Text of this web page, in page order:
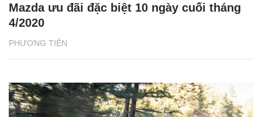
PHƯƠNG TIỆN
Mazda ưu đãi đặc biệt 10 ngày cuối tháng
4/2020